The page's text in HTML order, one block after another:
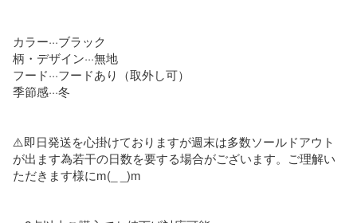
カラー···ブラック
柄・デザイン···無地
フード···フードあり（取外し可）
季節感···冬
⚠️即日発送を心掛けておりますが週末は多数ソールドアウト
が出ます為若干の日数を要する場合がございます。ご理解い
ただきます様にm(_ _)m